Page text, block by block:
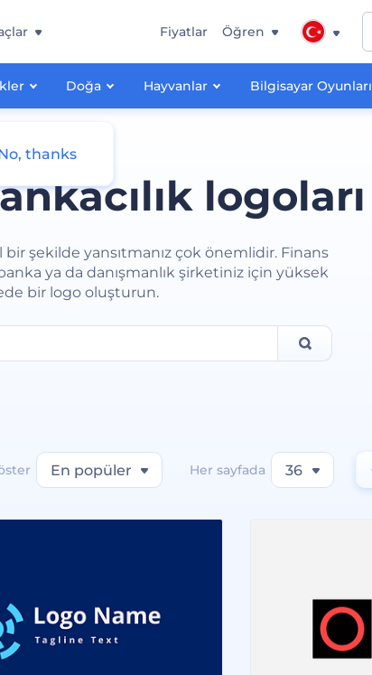
Doğa Hayvanlar Bilgisayar Oyunları
Fiyatlar Öğren
logoları
şekilde yansıtmanız çok önemlidir. Finans
ya da danışmanlık şirketiniz için yüksek
bir logo oluşturun.
En popüler Her sayfada 36
thanks